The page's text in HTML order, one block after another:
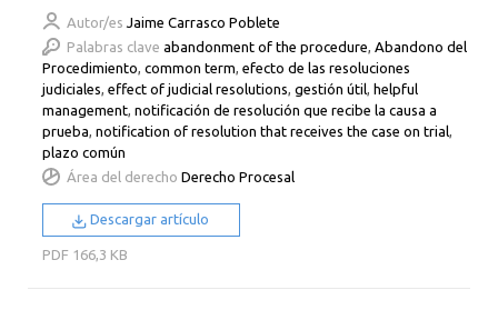
Autor/es Jaime Carrasco Poblete
Palabras clave abandonment of the procedure,Abandono del
Procedimiento,common term,efecto de las resoluciones
judiciales,effect of judicial resolutions,gestión útil, helpful
management,notificación de resolución que recibe la causa a
prueba,notification of resolution that receives the case on trial,
plazo común
Área del derecho Derecho Procesal
Descargar artículo
PDF 166,3 KB